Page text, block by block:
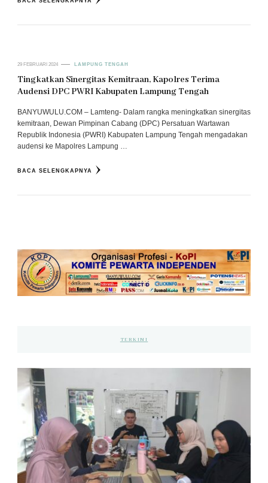
29 FEBRUARI 2024 LAMPUNG TENGAH
Tingkatkan Sinergitas Kemitraan, Kapolres Terima
Audensi DPC PWRI Kabupaten Lampung Tengah
BANYUWULU.COM – Lamteng- Dalam rangka meningkatkan sinergitas
kemitraan, Dewan Pimpinan Cabang (DPC) Persatuan Wartawan
Republik Indonesia (PWRI) Kabupaten Lampung Tengah mengadakan
audensi ke Mapolres Lampung …
BACA SELENGKAPNYA
TERKINI